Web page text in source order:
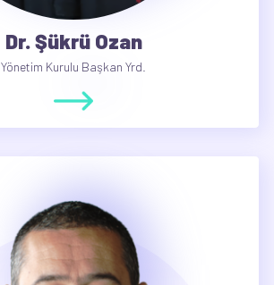
Dr. Şükrü Ozan
Yönetim Kurulu Başkan Yrd.